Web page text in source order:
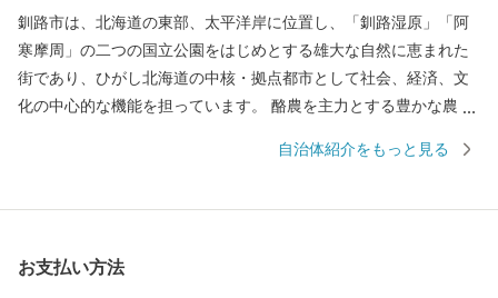
釧路市は、北海道の東部、太平洋岸に位置し、「釧路湿原」「阿
寒摩周」の二つの国立公園をはじめとする雄大な自然に恵まれた
街であり、ひがし北海道の中核・拠点都市として社会、経済、文
化の中心的な機能を担っています。 酪農を主力とする豊かな農業
を誇る水産業など、日本の食料基地といえる地域です。 安全・安
製紙工場のほか、全国唯一の石炭鉱業所が操業しており地域の主
自治体紹介をもっと見る
お支払い方法